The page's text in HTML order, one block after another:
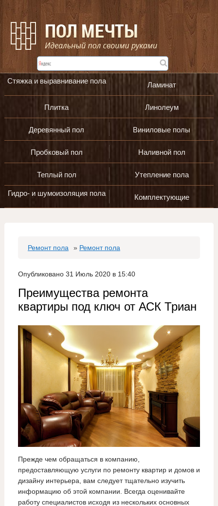
Стяжка и выравнивание пола Ламинат
Плитка Линолеум
Деревянный пол Виниловые полы
Пробковый пол Наливной пол
Теплый пол Утепление пола
Гидро- и шумоизоляция пола Комплектующие
Ремонт пола » Ремонт пола
Опубликовано 31 Июль 2020 в 15:40
Преимущества ремонта
квартиры под ключ от АСК Триан
Прежде чем обращаться в компанию,
предоставляющую услуги по ремонту квартир и домов и
дизайну интерьера, вам следует тщательно изучить
информацию об этой компании. Всегда оценивайте
работу специалистов исходя из нескольких основных